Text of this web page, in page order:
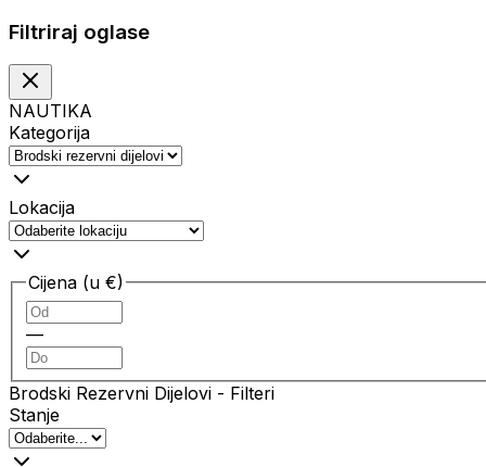
Filtriraj oglase
NAUTIKA
Kategorija
Lokacija
Cijena (u €)
—
Brodski Rezervni Dijelovi - Filteri
Stanje